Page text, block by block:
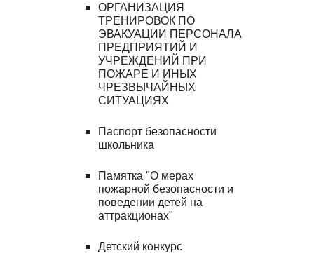
ОРГАНИЗАЦИЯ
ТРЕНИРОВОК ПО
ЭВАКУАЦИИ ПЕРСОНАЛА
ПРЕДПРИЯТИЙ И
УЧРЕЖДЕНИЙ ПРИ
ПОЖАРЕ И ИНЫХ
ЧРЕЗВЫЧАЙНЫХ
СИТУАЦИЯХ
Паспорт безопасности
школьника
Памятка "О мерах
пожарной безопасности и
поведении детей на
аттракционах"
Детский конкурс